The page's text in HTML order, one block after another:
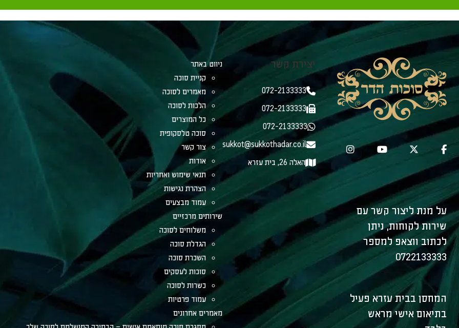
על מנת ליצור קשר עם
שירות לקוחות, ניתן
לכתוב ווצאפ למספר
0722133333
המחסן בבית עזרא פעיל
בתיאום אישי מראש
יצירת קשר
072-2133333
072-2133333
072-2133333
sukkot@sukkothadar.co.il
האלה 26, בית עזרא
ניווט באתר
קניית סוכה
מאמרים לסוכה
הלכות לסוכה
כל המוצרים
סוכה טלסקופית
צור קשר
אודות
תנאי שימוש ואחריות
הצהרת נגישות
עמוד מבצעים
שירותים מרכזיים
משלוחים לסוכה
הגדלת סוכה
השכרת סוכה
סוכות לעסקים
כשרות לסוכה
עמוד פרטיות
מאמרים אחרונים